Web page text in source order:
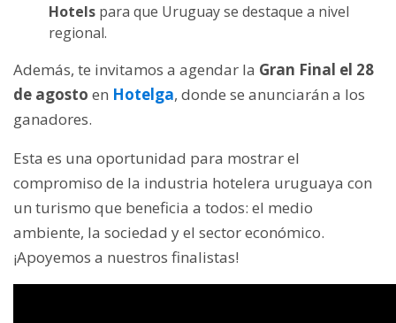
Hotels para que Uruguay se destaque a nivel
regional.
Además, te invitamos a agendar la Gran Final el 28
de agosto en Hotelga, donde se anunciarán a los
ganadores.
Esta es una oportunidad para mostrar el
compromiso de la industria hotelera uruguaya con
un turismo que beneficia a todos: el medio
ambiente, la sociedad y el sector económico.
¡Apoyemos a nuestros finalistas!